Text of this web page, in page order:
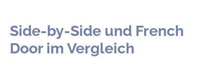
Side-by-Side und French
Door im Vergleich